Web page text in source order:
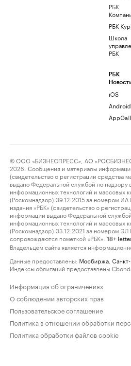
РБК
РБК
Школа
РБК
РБК
iOS
Android
© ООО «БИЗНЕСПРЕСС», АО
2026. Сообщения и материалы
(свидетельство о регистрации средства
выдано Федеральной службой по надзору
информационных технологий и массовых
(Роскомнадзор) 09.12.2015 за номером
издания «РБК» (свидетельство о
информации выдано Федеральной
информационных технологий и массовых
(Роскомнадзор) 03.12.2021 за номером
сопровождаются пометкой «РБК».
18+
Владельцем сайта является
Данные предоставлены: Мосбиржа
Индексы облигаций предоставлены
Информация об ограничениях
О соблюдении авторских прав
Пользовательское соглашение
Политика в отношении обработки
Политика обработки файлов cookie